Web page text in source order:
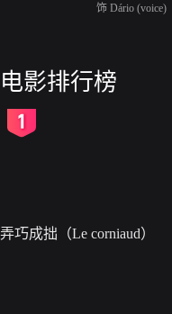
饰 Dário (voice)
电影排行榜
弄巧成拙（Le corniaud）